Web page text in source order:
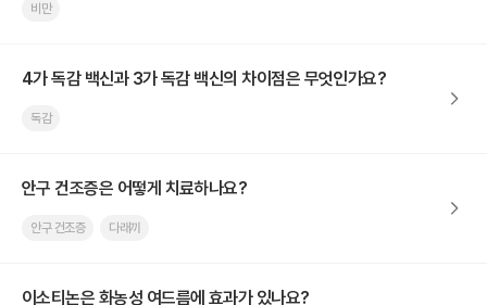
비만
4가 독감 백신과 3가 독감 백신의 차이점은 무엇인가요?
독감
안구 건조증은 어떻게 치료하나요?
안구 건조증 다래끼
이소티논은 화농성 여드름에 효과가 있나요?